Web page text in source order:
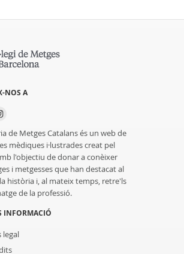
NOS A
de Metges Catalans és un web de
mèdiques i·lustrades creat pel
l'objectiu de donar a conèixer
i metgesses que han destacat al
història i, al mateix temps, retre'ls
de la professió.
INFORMACIÓ
legal